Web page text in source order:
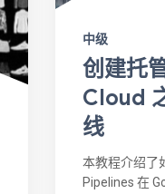
中级
创建托
Cloud
线
本教程介绍了
Pipelines 在